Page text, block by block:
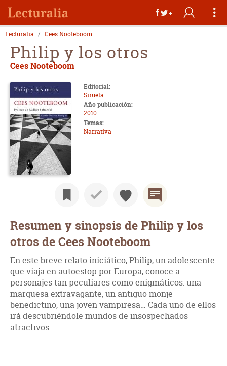
Lecturalia Cees Nooteboom
Philip y los otros
Cees Nooteboom
Editorial:
Siruela
Año publicación:
2010
Temas:
Narrativa
Resumen y sinopsis de Philip y los
otros de Cees Nooteboom
En este breve relato iniciático, Philip, un adolescente
que viaja en autoestop por Europa, conoce a
personajes tan peculiares como enigmáticos: una
marquesa extravagante, un antiguo monje
benedictino, una joven vampiresa… Cada uno de ellos
irá descubriéndole mundos de insospechados
atractivos.